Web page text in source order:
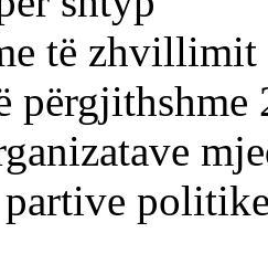
të zhvillimit
përgjithshme